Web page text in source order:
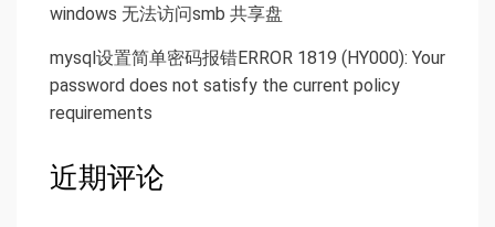
windows 无法访问smb 共享盘
mysql设置简单密码报错ERROR 1819 (HY000): Your
password does not satisfy the current policy
requirements
近期评论